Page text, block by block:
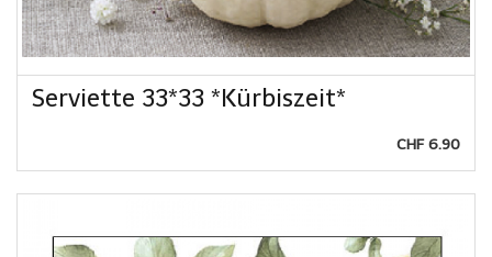
Serviette 33*33 *Kürbiszeit*
CHF 6.90